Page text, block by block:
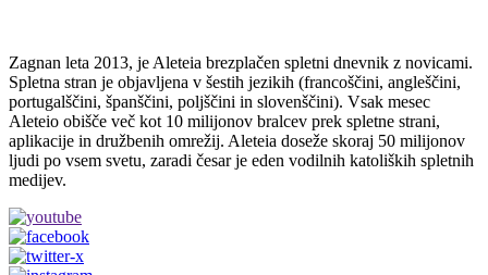
Zagnan leta 2013, je Aleteia brezplačen spletni dnevnik z novicami.
Spletna stran je objavljena v šestih jezikih (francoščini, angleščini,
portugalščini, španščini, poljščini in slovenščini). Vsak mesec
Aleteio obišče več kot 10 milijonov bralcev prek spletne strani,
aplikacije in družbenih omrežij. Aleteia doseže skoraj 50 milijonov
ljudi po vsem svetu, zaradi česar je eden vodilnih katoliških spletnih
medijev.